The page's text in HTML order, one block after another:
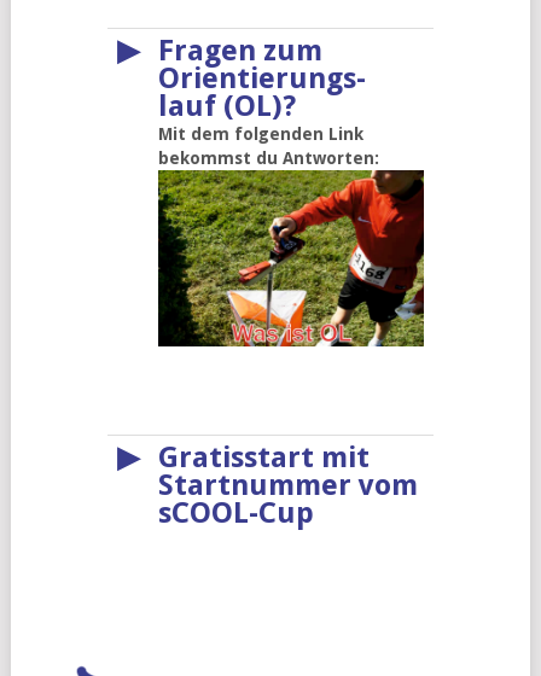
▶
Fragen zum
Orientierungs-
lauf (OL)?
Mit dem folgenden Link
bekommst du Antworten:
▶
Gratisstart mit
Startnummer vom
sCOOL-Cup